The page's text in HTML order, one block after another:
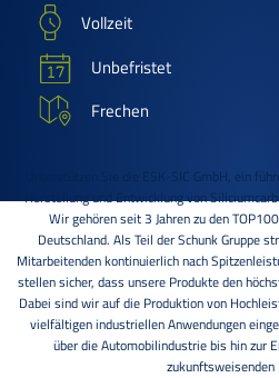
Vollzeit
Unbefristet
Frechen
Unterstützen Sie die ESK-SIC GmbH, ein
Herstellung und Entwicklung von
Wir gehören seit 3 Jahren zu den
Deutschland. Als Teil der Schunk Gruppe
Mitarbeitenden kontinuierlich nach
stellen sicher, dass unsere Produkte den
Dabei sind wir auf die Produktion von
vielfältigen industriellen Anwendungen
über die Automobilindustrie bis hin zur
zukunftsweisenden